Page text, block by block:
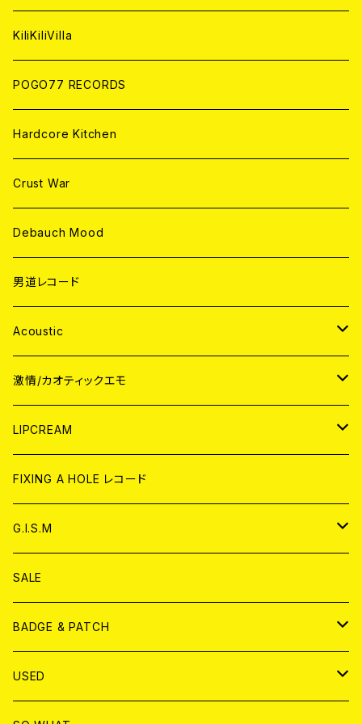
ANALOG
KiliKiliVilla
POGO77 RECORDS
Hardcore Kitchen
Crust War
Debauch Mood
男道レコード
Acoustic
JAPAN
CD
ANALOG
WORLD
CD
ANALOG
激情/カオティックエモ
JAPAN
CD
ANALOG
WORLD
CD
ANALOG
LIPCREAM
CD
アナログ
DVD
T-shirt & WEAR
FIXING A HOLE レコード
G.I.S.M
CD
ANALOG
T-SHIRT & WEAR
SALE
BADGE & PATCH
BADGE
USED